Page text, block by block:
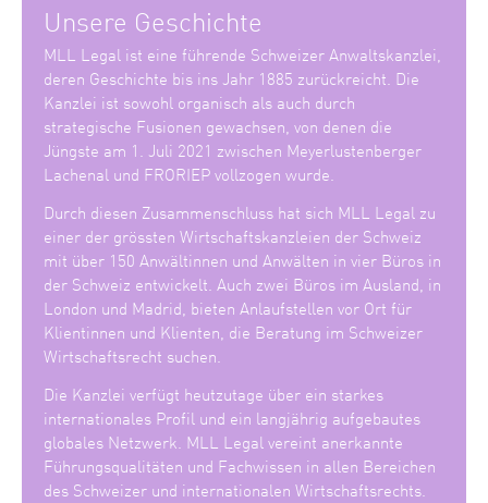
Unsere Geschichte
MLL Legal ist eine führende Schweizer Anwaltskanzlei,
deren Geschichte bis ins Jahr 1885 zurückreicht. Die
Kanzlei ist sowohl organisch als auch durch
strategische Fusionen gewachsen, von denen die
Jüngste am 1. Juli 2021 zwischen Meyerlustenberger
Lachenal und FRORIEP vollzogen wurde.
Durch diesen Zusammenschluss hat sich MLL Legal zu
einer der grössten Wirtschaftskanzleien der Schweiz
mit über 150 Anwältinnen und Anwälten in vier Büros in
der Schweiz entwickelt. Auch zwei Büros im Ausland, in
London und Madrid, bieten Anlaufstellen vor Ort für
Klientinnen und Klienten, die Beratung im Schweizer
Wirtschaftsrecht suchen.
Die Kanzlei verfügt heutzutage über ein starkes
internationales Profil und ein langjährig aufgebautes
globales Netzwerk. MLL Legal vereint anerkannte
Führungsqualitäten und Fachwissen in allen Bereichen
des Schweizer und internationalen Wirtschaftsrechts.